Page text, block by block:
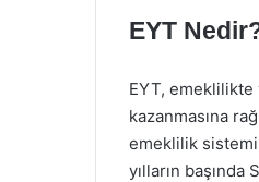
EYT
EYT, emeklilikte
kazanmasına
emeklilik
yılların başında